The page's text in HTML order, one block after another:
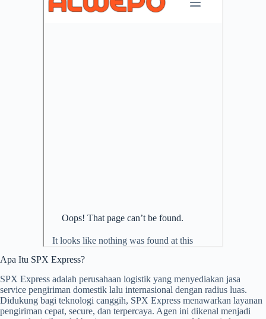
Apa Itu SPX Express?
SPX Express adalah perusahaan logistik yang menyediakan jasa
service pengiriman domestik lalu internasional dengan radius luas.
Didukung bagi teknologi canggih, SPX Express menawarkan layanan
pengiriman cepat, secure, dan terpercaya. Agen ini dikenal menjadi